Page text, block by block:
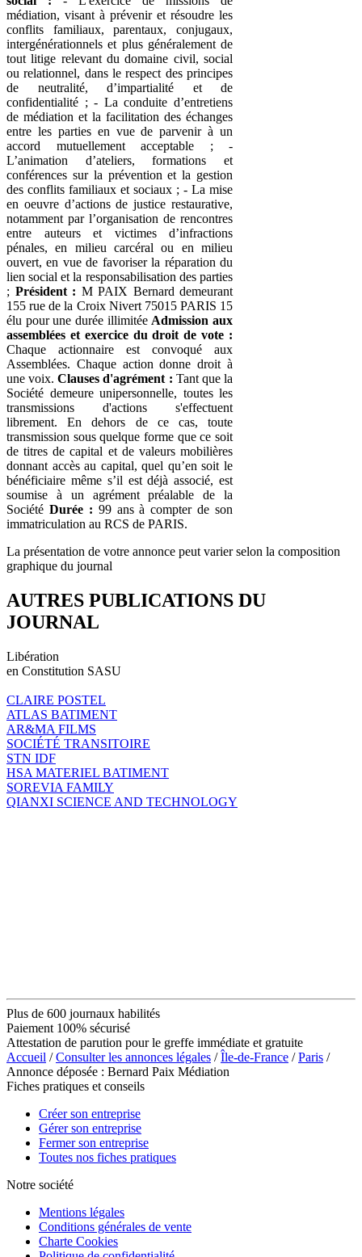
médiation, visant à prévenir et résoudre les
conflits familiaux, parentaux, conjugaux,
intergénérationnels et plus généralement de
tout litige relevant du domaine civil, social
ou relationnel, dans le respect des principes
de neutralité, d’impartialité et de
confidentialité ; - La conduite d’entretiens
de médiation et la facilitation des échanges
entre les parties en vue de parvenir à un
accord mutuellement acceptable ; -
L’animation d’ateliers, formations et
conférences sur la prévention et la gestion
des conflits familiaux et sociaux ; - La mise
en oeuvre d’actions de justice restaurative,
notamment par l’organisation de rencontres
entre auteurs et victimes d’infractions
pénales, en milieu carcéral ou en milieu
ouvert, en vue de favoriser la réparation du
lien social et la responsabilisation des parties
; Président : M PAIX Bernard demeurant
155 rue de la Croix Nivert 75015 PARIS 15
élu pour une durée illimitée Admission aux
assemblées et exercice du droit de vote :
Chaque actionnaire est convoqué aux
Assemblées. Chaque action donne droit à
une voix.Clauses d'agrément : Tant que la
Société demeure unipersonnelle, toutes les
transmissions d'actions s'effectuent
librement. En dehors de ce cas, toute
transmission sous quelque forme que ce soit
de titres de capital et de valeurs mobilières
donnant accès au capital, quel qu’en soit le
bénéficiaire même s’il est déjà associé, est
soumise à un agrément préalable de la
Société Durée : 99 ans à compter de son
immatriculation au RCS de PARIS.
La présentation de votre annonce peut varier selon la composition
graphique du journal
AUTRES PUBLICATIONS DU
JOURNAL
Libération
en Constitution SASU
CLAIRE POSTEL
ATLAS BATIMENT
AR&MA FILMS
SOCIÉTÉ TRANSITOIRE
STN IDF
HSA MATERIEL BATIMENT
SOREVIA FAMILY
QIANXI SCIENCE AND TECHNOLOGY
Plus de 600 journaux habilités
Paiement 100% sécurisé
Attestation de parution pour le greffe immédiate et gratuite
Accueil /Consulter les annonces légales /Île-de-France /Paris /
Annonce déposée : Bernard Paix Médiation
Fiches pratiques et conseils
Créer son entreprise
Gérer son entreprise
Fermer son entreprise
Toutes nos fiches pratiques
Notre société
Mentions légales
Conditions générales de vente
Charte Cookies